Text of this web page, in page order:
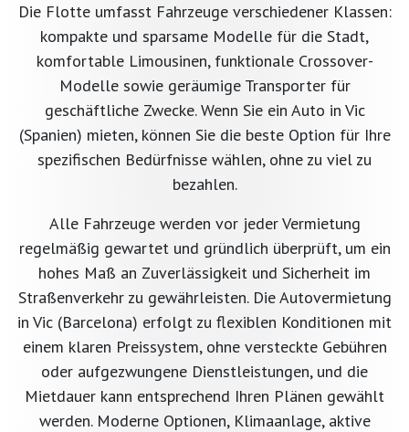
Die Flotte umfasst Fahrzeuge verschiedener Klassen:
kompakte und sparsame Modelle für die Stadt,
komfortable Limousinen, funktionale Crossover-
Modelle sowie geräumige Transporter für
geschäftliche Zwecke. Wenn Sie ein Auto in Vic
(Spanien) mieten, können Sie die beste Option für Ihre
spezifischen Bedürfnisse wählen, ohne zu viel zu
bezahlen.
Alle Fahrzeuge werden vor jeder Vermietung
regelmäßig gewartet und gründlich überprüft, um ein
hohes Maß an Zuverlässigkeit und Sicherheit im
Straßenverkehr zu gewährleisten. Die Autovermietung
in Vic (Barcelona) erfolgt zu flexiblen Konditionen mit
einem klaren Preissystem, ohne versteckte Gebühren
oder aufgezwungene Dienstleistungen, und die
Mietdauer kann entsprechend Ihren Plänen gewählt
werden. Moderne Optionen, Klimaanlage, aktive